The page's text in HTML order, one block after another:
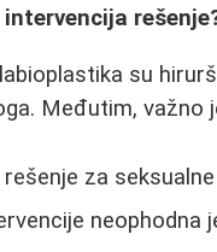
su
Međutim, važno
za
neophodna